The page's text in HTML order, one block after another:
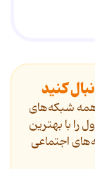
کنید
همه شبکه‌های
را با بهترین
اجتماعی